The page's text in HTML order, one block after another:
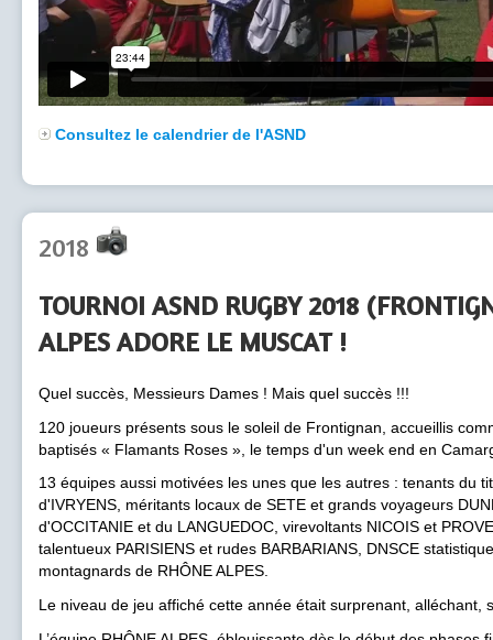
Consultez le calendrier de l'ASND
2018
TOURNOI ASND RUGBY 2018
ALPES ADORE LE MUSCAT !
Quel succès, Messieurs Dames ! Mais quel succès !!!
120 joueurs présents sous le soleil de Frontignan, accueillis
baptisés « Flamants Roses », le temps d'un week end en
13 équipes aussi motivées les unes que les autres : tenants du
d'IVRYENS, méritants locaux de SETE et grands voyageurs
d'OCCITANIE et du LANGUEDOC, virevoltants NICOIS et
talentueux PARISIENS et rudes BARBARIANS, DNSCE
montagnards de RHÔNE ALPES.
Le niveau de jeu affiché cette année était surprenant, alléchant,